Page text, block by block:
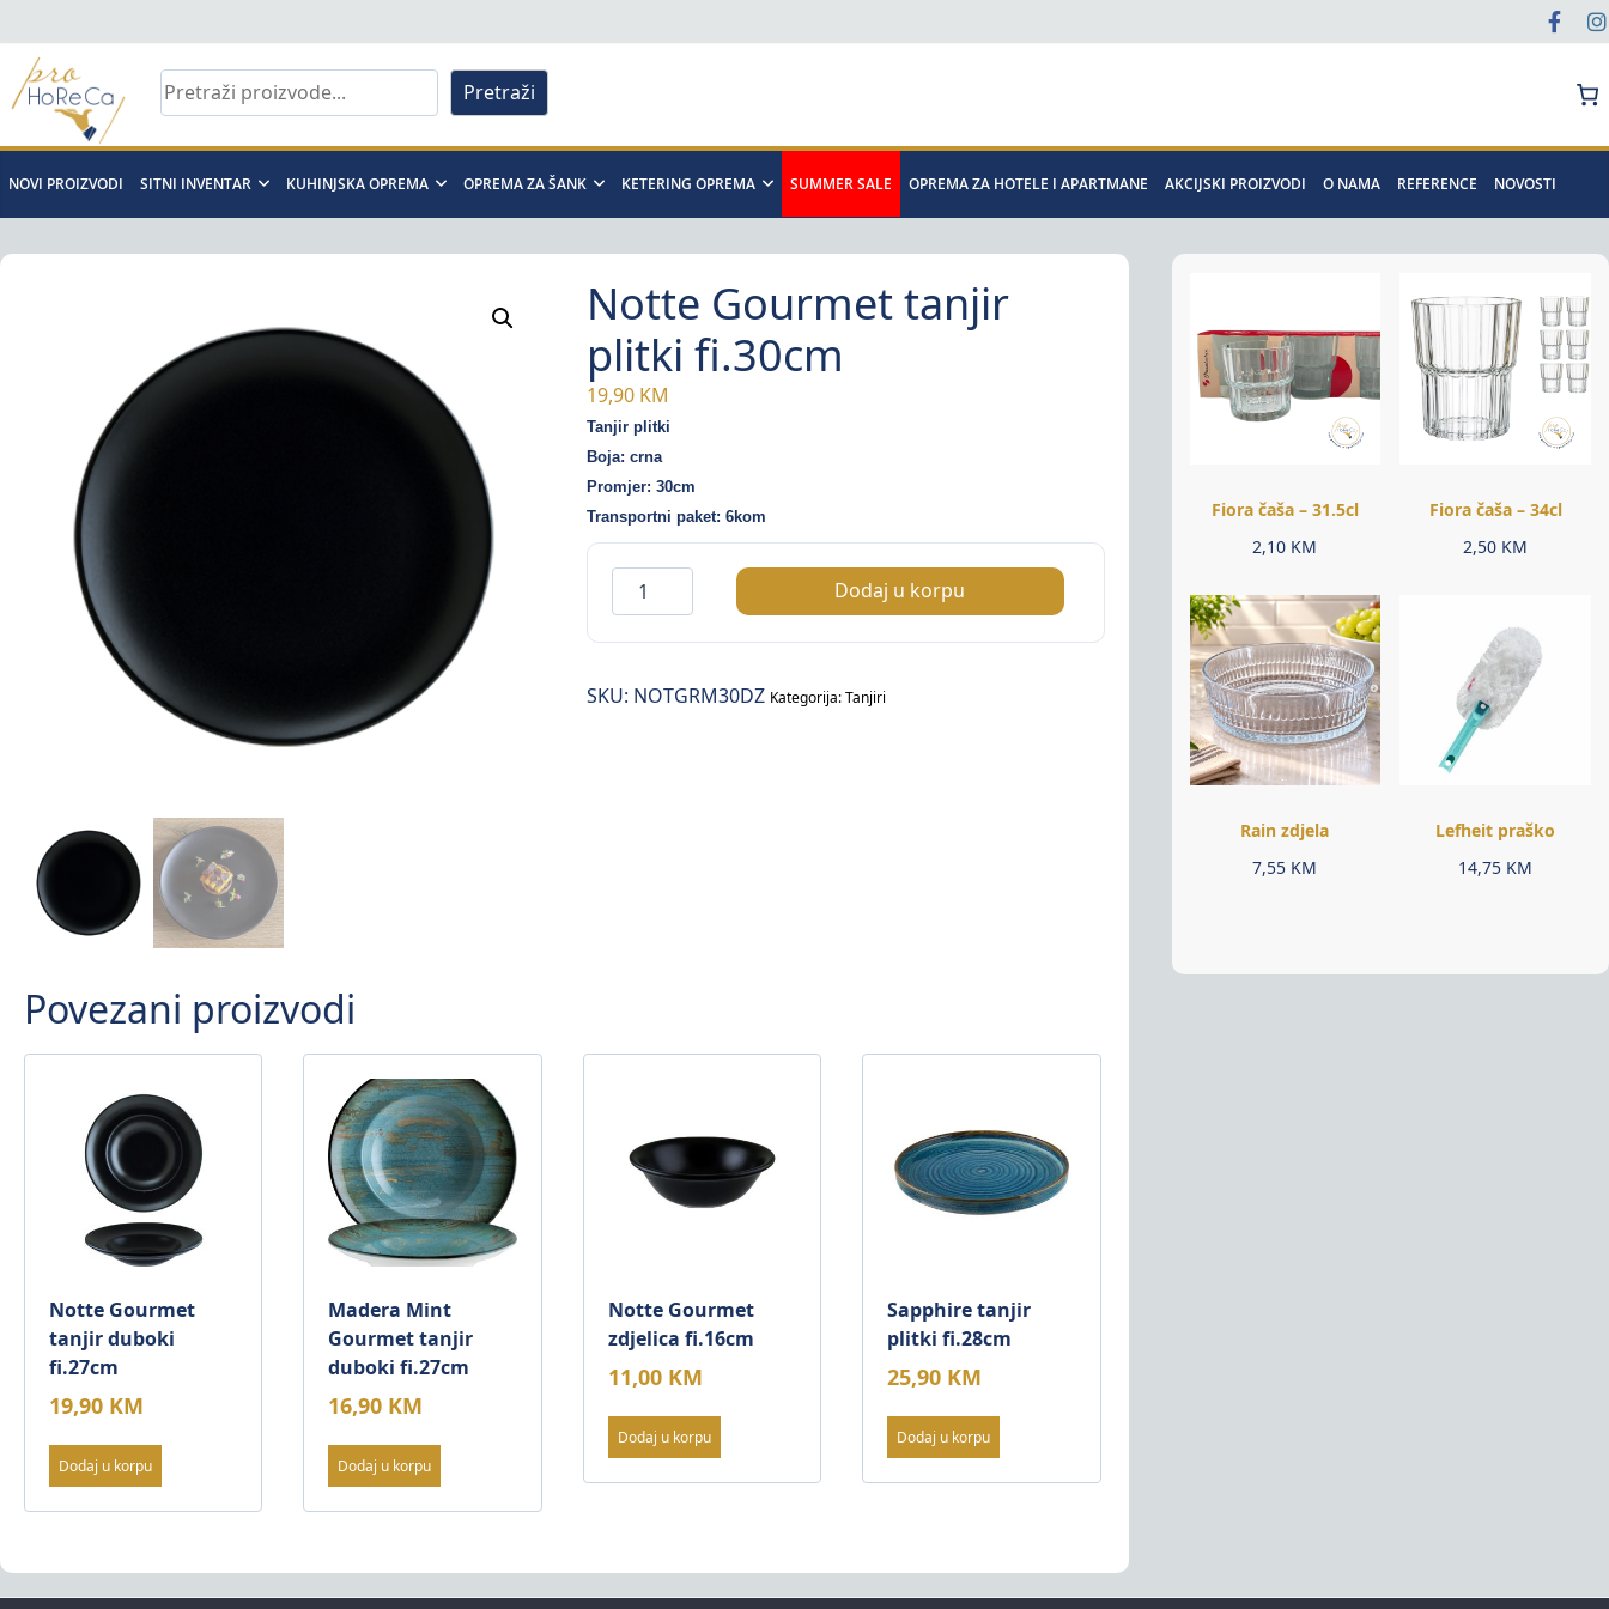
to
content
Pro
Horeca
d.o.o
Pretraži
NOVI PROIZVODI SITNI INVENTAR KUHINJSKA OPREMA OPREMA ZA ŠANK KETERING OPREMA SUMMER SALE OPREMA ZA HOTELE I APARTMANE AKCIJSKI PROIZVODI O NAMA REFERENCE NOVOSTI
Notte Gourmet tanjir
plitki fi.30cm
19,90 KM
Tanjir plitki
Boja: crna
Promjer: 30cm
Transportni paket: 6kom
Notte
Gourmet
tanjir
fi.30cm
Dodaj u korpu
SKU: NOTGRM30DZ Kategorija:Tanjiri
Povezani proizvodi
Notte Gourmet
tanjir duboki
fi.27cm
19,90 KM
Dodaj u korpu
Madera Mint
Gourmet tanjir
duboki fi.27cm
16,90 KM
Dodaj u korpu
Notte Gourmet
zdjelica fi.16cm
11,00 KM
Dodaj u korpu
Sapphire tanjir
plitki fi.28cm
25,90 KM
Dodaj u korpu
Fiora čaša – 31.5cl
2,10 KM
Fiora čaša – 34cl
2,50 KM
Rain zdjela
7,55 KM
Lefheit praško
14,75 KM